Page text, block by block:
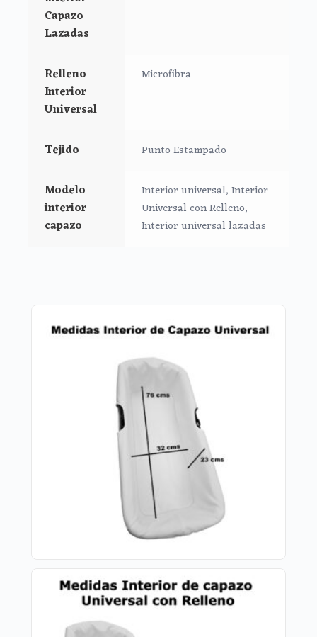
Medidas:
Alto: 26 cm
Ancho: 32 cm
Capazo
Lazadas
Relleno
Interior
Universal
Microfibra
Tejido Punto Estampado
Modelo
interior
capazo
Interior universal, Interior
Universal con Relleno,
Interior universal lazadas